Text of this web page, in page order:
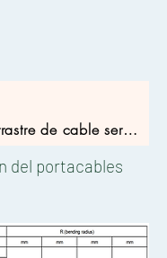
Cadena de arrastre de cable serie E10
del portacables